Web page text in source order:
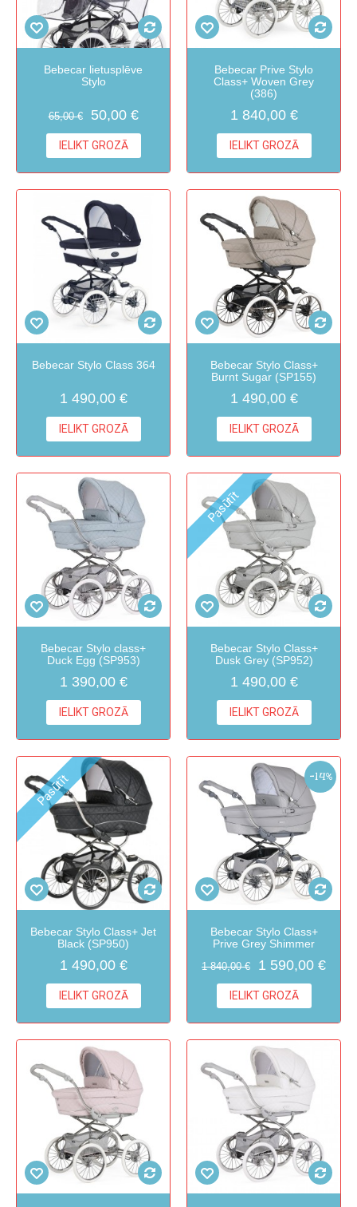
Bebecar lietusplēve
Stylo
65,00 € 50,00 €
IELIKT GROZĀ
Bebecar Prive Stylo
Class+ Woven Grey
(386)
1 840,00 €
IELIKT GROZĀ
Bebecar Stylo Class 364
1 490,00 €
IELIKT GROZĀ
Bebecar Stylo Class+
Burnt Sugar (SP155)
1 490,00 €
IELIKT GROZĀ
Bebecar Stylo class+
Duck Egg (SP953)
1 390,00 €
IELIKT GROZĀ
Pasūtīt
Bebecar Stylo Class+
Dusk Grey (SP952)
1 490,00 €
IELIKT GROZĀ
Pasūtīt
Bebecar Stylo Class+ Jet
Black (SP950)
1 490,00 €
IELIKT GROZĀ
-14%
Bebecar Stylo Class+
Prive Grey Shimmer
1 840,00 € 1 590,00 €
IELIKT GROZĀ